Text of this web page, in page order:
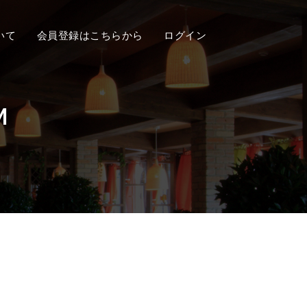
て 会員登録はこちらから ログイン